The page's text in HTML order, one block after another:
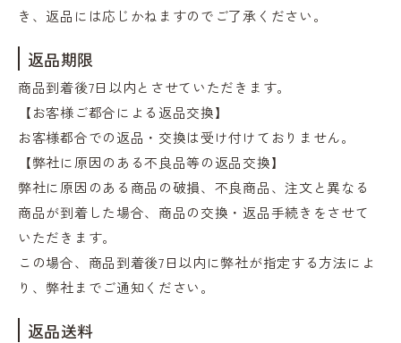
き、返品には応じかねますのでご了承ください。
返品期限
商品到着後7日以内とさせていただきます。
【お客様ご都合による返品交換】
お客様都合での返品・交換は受け付けておりません。
【弊社に原因のある不良品等の返品交換】
弊社に原因のある商品の破損、不良商品、注文と異なる
商品が到着した場合、商品の交換・返品手続きをさせて
いただきます。
この場合、商品到着後7日以内に弊社が指定する方法によ
り、弊社までご通知ください。
返品送料